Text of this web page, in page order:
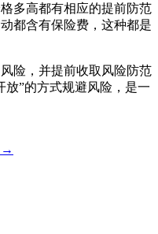
多高都有相应的提前防范
都含有保险费，这种都是
险，并提前收取风险防范
放”的方式规避风险，是一
→